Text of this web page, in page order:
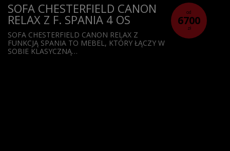
od
6700
zł
SOFA CHESTERFIELD CANON
RELAX Z F. SPANIA 4 OS
SOFA CHESTERFIELD CANON RELAX Z
FUNKCJĄ SPANIA TO MEBEL, KTÓRY ŁĄCZY W
SOBIE KLASYCZNĄ…